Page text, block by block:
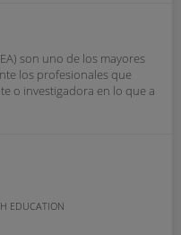
son uno de los mayores
los profesionales que
o investigadora en lo que a
EDUCATION